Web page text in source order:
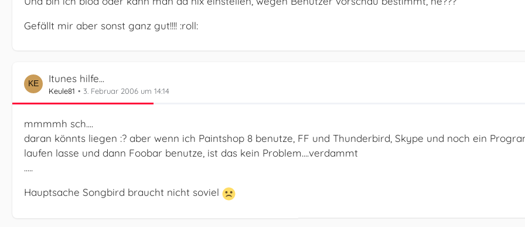
Gefällt mir aber sonst ganz gut!!!! :roll:
Itunes hilfe...
Keule81 3. Februar 2006 um 14:14
mmmmh sch....
daran könnts liegen :? aber wenn ich Paintshop 8 benutze, FF und Thunderbird, Skype und noch ein
laufen lasse und dann Foobar benutze, ist das kein Problem....verdammt
.....
Hauptsache Songbird braucht nicht soviel